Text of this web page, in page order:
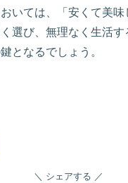
いては、「安くて美味
選び、無理なく生活す
となるでしょう。
シェアする